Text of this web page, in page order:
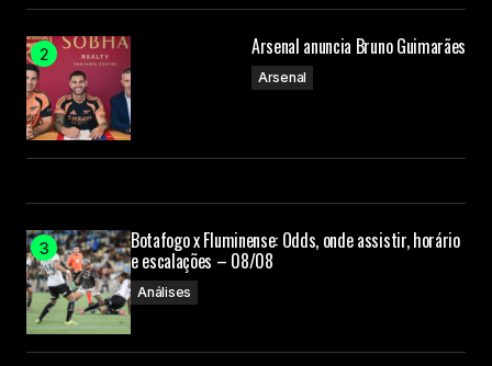
Arsenal anuncia Bruno Guimarães
Arsenal
Botafogo x Fluminense: Odds, onde assistir, horário
e escalações – 08/08
Análises